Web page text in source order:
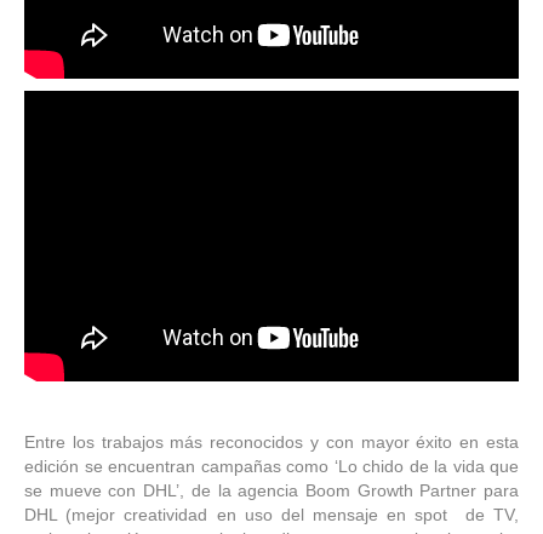
Entre los trabajos más reconocidos y con mayor éxito en esta
edición se encuentran campañas como ‘Lo chido de la vida que
se mueve con DHL’, de la agencia Boom Growth Partner para
DHL (mejor creatividad en uso del mensaje en spot de TV,